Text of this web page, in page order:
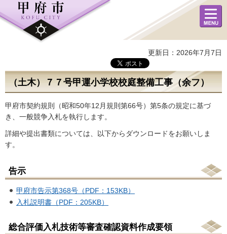
メニュ
ー
更新日：2026年7月7日
（土木）７７号甲運小学校校庭整備工事（余フ）
甲府市契約規則（昭和50年12月規則第66号）第5条の規定に基づ
き、一般競争入札を執行します。
詳細や提出書類については、以下からダウンロードをお願いしま
す。
告示
甲府市告示第368号（PDF：153KB）
入札説明書（PDF：205KB）
総合評価入札技術等審査確認資料作成要領